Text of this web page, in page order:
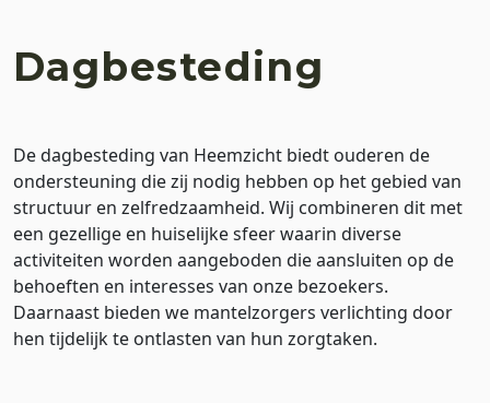
Dagbesteding
De dagbesteding van Heemzicht biedt ouderen de
ondersteuning die zij nodig hebben op het gebied van
structuur en zelfredzaamheid. Wij combineren dit met
een gezellige en huiselijke sfeer waarin diverse
activiteiten worden aangeboden die aansluiten op de
behoeften en interesses van onze bezoekers.
Daarnaast bieden we mantelzorgers verlichting door
hen tijdelijk te ontlasten van hun zorgtaken.